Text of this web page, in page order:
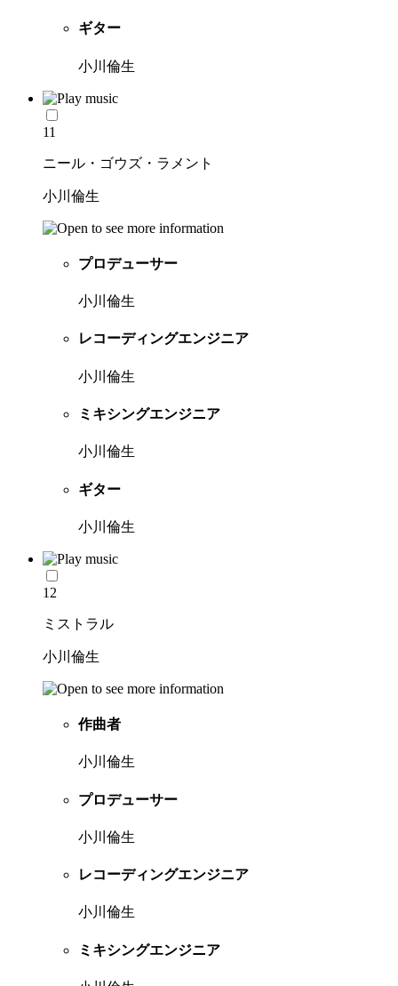
ギター
小川倫生
11
ニール・ゴウズ・ラメント
小川倫生
プロデューサー
小川倫生
レコーディングエンジニア
小川倫生
ミキシングエンジニア
小川倫生
ギター
小川倫生
12
ミストラル
小川倫生
作曲者
小川倫生
プロデューサー
小川倫生
レコーディングエンジニア
小川倫生
ミキシングエンジニア